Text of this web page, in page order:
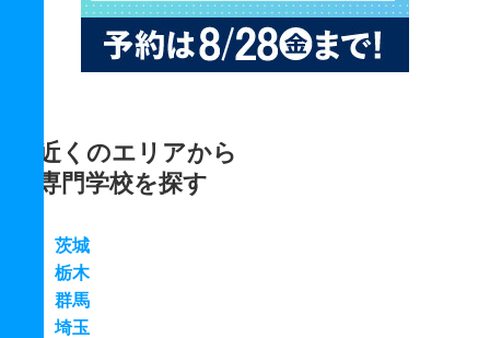
近くのエリアから
専門学校を探す
茨城
栃木
群馬
埼玉